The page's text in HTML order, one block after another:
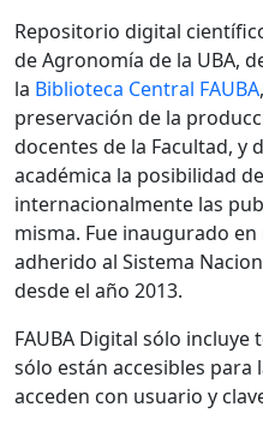
Repositorio digital
de Agronomía de la UBA,
la Biblioteca Central FAUBA
preservación de la
docentes de la Facultad, y
académica la posibilidad
internacionalmente las
misma. Fue inaugurado
adherido al Sistema
desde el año 2013.
FAUBA Digital sólo
sólo están accesibles para
acceden con usuario y